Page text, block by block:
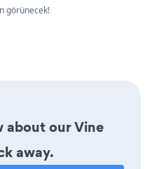
görünecek!
about our Vine
away.